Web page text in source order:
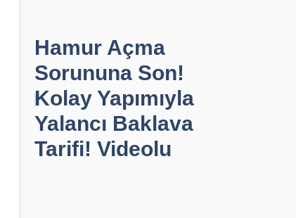
Hamur Açma
Sorununa Son!
Kolay Yapımıyla
Yalancı Baklava
Tarifi! Videolu